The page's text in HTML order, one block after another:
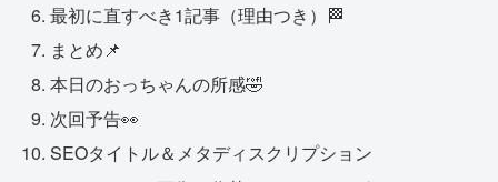
最初に直すべき1記事（理由つき）🏁
まとめ📌
本日のおっちゃんの所感🤣
次回予告👀
SEOタイトル＆メタディスクリプション